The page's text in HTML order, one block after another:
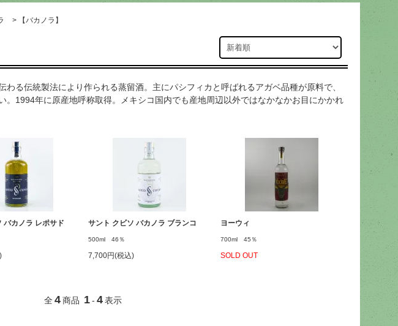
> 【バカノラ】
る伝統製法により作られる蒸留酒。主にパシフィカと呼ばれるアガベ品種が原料で、
。1994年に原産地呼称取得。メキシコ国内でも産地周辺以外ではなかなかお目にかかれ
バカノラ レポサド サント クビソ バカノラ ブランコ
500ml 46％
7,700円(税込)
ヨーウィ
700ml 45％
SOLD OUT
全4商品 1- 4表示